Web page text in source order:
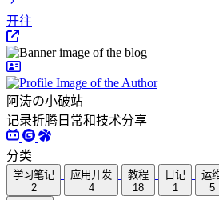
开往
阿涛の小破站
记录折腾日常和技术分享
分类
学习笔记
2
应用开发
4
教程
18
日记
1
运
5